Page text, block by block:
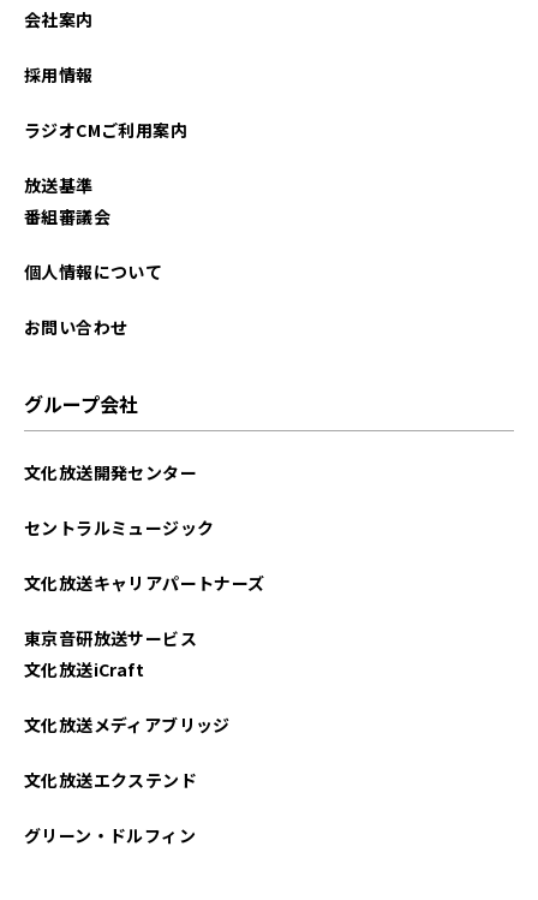
会社案内
採用情報
ラジオCMご利用案内
放送基準
番組審議会
個人情報について
お問い合わせ
グループ会社
文化放送開発センター
セントラルミュージック
文化放送キャリアパートナーズ
東京音研放送サービス
文化放送iCraft
文化放送メディアブリッジ
文化放送エクステンド
グリーン・ドルフィン